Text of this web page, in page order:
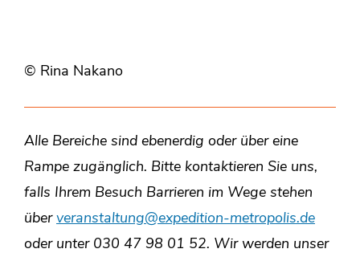
© Rina Nakano
Alle Bereiche sind ebenerdig oder über eine
Rampe zugänglich. Bitte kontaktieren Sie uns,
falls Ihrem Besuch Barrieren im Wege stehen
über veranstaltung@expedition-metropolis.de
oder unter 030 47 98 01 52. Wir werden unser